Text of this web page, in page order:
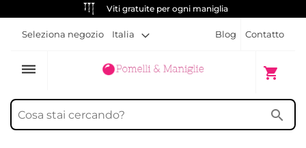
Viti gratuite per ogni maniglia
Blog Contatto
Seleziona negozio Italia
dehaze shopping_cart
Carrello
search